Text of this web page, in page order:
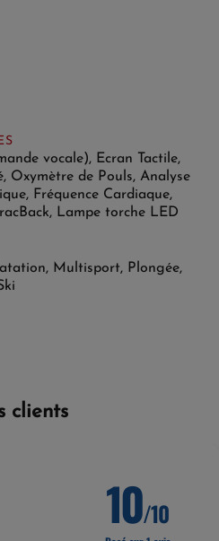
vocale), Ecran Tactile,
Oxymètre de Pouls, Analyse
Fréquence Cardiaque,
Lampe torche LED
Multisport, Plongée,
clients
10/10